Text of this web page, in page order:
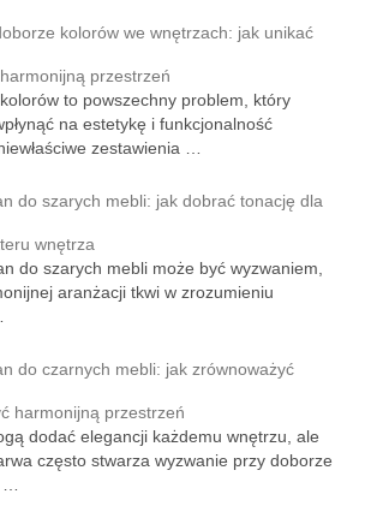
kolorów we wnętrzach: jak unikać
przestrzeń
to powszechny problem, który
na estetykę i funkcjonalność
zestawienia …
do szarych mebli: jak dobrać tonację dla
wnętrza
do szarych mebli może być wyzwaniem,
aranżacji tkwi w zrozumieniu
do czarnych mebli: jak zrównoważyć
harmonijną przestrzeń
dodać elegancji każdemu wnętrzu, ale
często stwarza wyzwanie przy doborze